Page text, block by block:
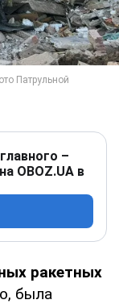
–
OBOZ.UA в
ракетных
была